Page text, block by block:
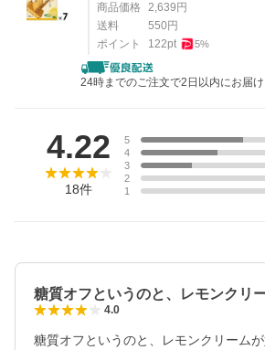
商品価格 2,639 円
送料
550 円
ポイント
122pt 5%
24時までのご注文で2日以内にお届け
4.22
18件
5
4
3
2
1
糖質オフというのと、レモンクリ
4.0
糖質オフというのと、レモンクリーム